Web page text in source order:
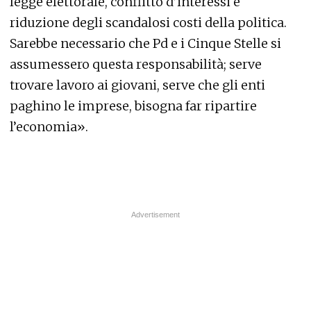
riduzione degli scandalosi costi della politica.
Sarebbe necessario che Pd e i Cinque Stelle si
assumessero questa responsabilità; serve
trovare lavoro ai giovani, serve che gli enti
paghino le imprese, bisogna far ripartire
l’economia».